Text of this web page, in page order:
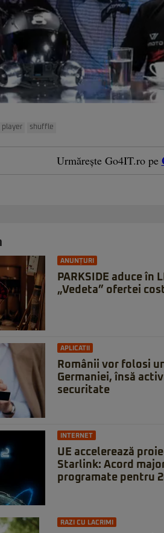
player shuffle
Urmărește Go4IT.ro pe
ANUNȚURI
PARKSIDE aduce în
„Vedeta” ofertei
APLICATII
Românii vor folosi
Germaniei, însă
securitate
INTERNET
UE accelerează
Starlink: Acord
programate pentru
RAZI CU LACRIMI